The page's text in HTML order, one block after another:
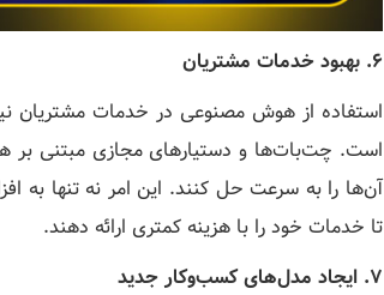
6. بهبود خدمات مشتریان
استفاده از هوش مصنوعی در خدمات مشتریان
است. چت‌بات‌ها و دستیارهای مجازی مبتنی بر
آن‌ها را به سرعت حل کنند. این امر نه تنها
تا خدمات خود را با هزینه کمتری ارائه دهند.
7. ایجاد مدل‌های کسب‌وکار جدید